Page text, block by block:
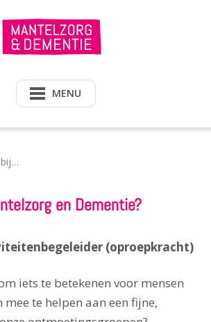
MENU
en Dementie?
(oproepkracht)
iets te betekenen voor mensen
te helpen aan een fijne,